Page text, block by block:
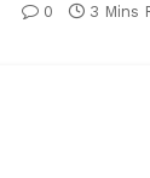
0 3 Mins